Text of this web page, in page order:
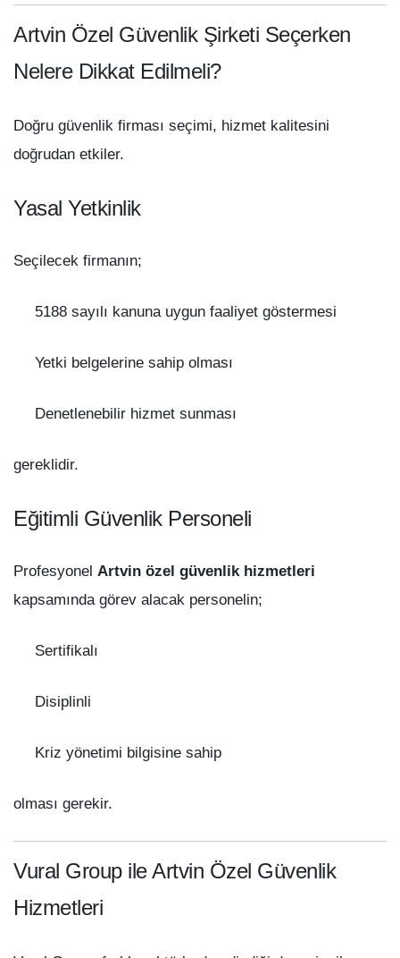
Artvin Özel Güvenlik Şirketi Seçerken
Nelere Dikkat Edilmeli?
Doğru güvenlik firması seçimi, hizmet kalitesini
doğrudan etkiler.
Yasal Yetkinlik
Seçilecek firmanın;
5188 sayılı kanuna uygun faaliyet göstermesi
Yetki belgelerine sahip olması
Denetlenebilir hizmet sunması
gereklidir.
Eğitimli Güvenlik Personeli
Profesyonel Artvin özel güvenlik hizmetleri
kapsamında görev alacak personelin;
Sertifikalı
Disiplinli
Kriz yönetimi bilgisine sahip
olması gerekir.
Vural Group ile Artvin Özel Güvenlik
Hizmetleri